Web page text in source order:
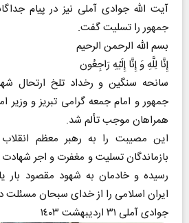
آیت الله جوادی آملی نیز در پیام
جمهور را تسلیت گفت.
بسم الله الرحمن الرحیم
إِنَّا لِلَّهِ وَ إِنَّا إِلَیْهِ رَاجِعُون
سانحه سنگین و رخداد تلخ ارتحال
جمهور و امام جمعه گرامى تبریز و وزیر
همراهان موجب تألم شد.
این مصیبت را به رهبر معظم
بازماندگان تسلیت و مغفرت و اجر
رسیده و خادمان به شهود مقصود بار
ایران اسلامى را از خداى سبحان مسئلت
جوادى آملى ٣١ اردیبهشت ١٤٠٣